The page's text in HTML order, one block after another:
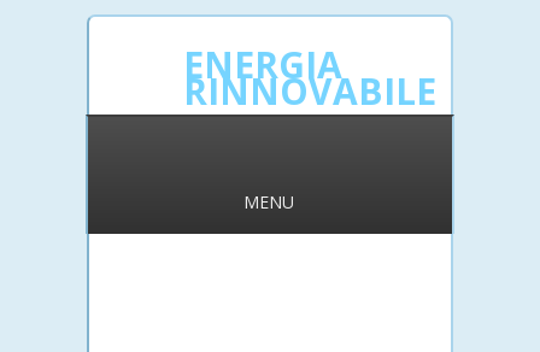
ENERGIA
RINNOVABILE
MENU